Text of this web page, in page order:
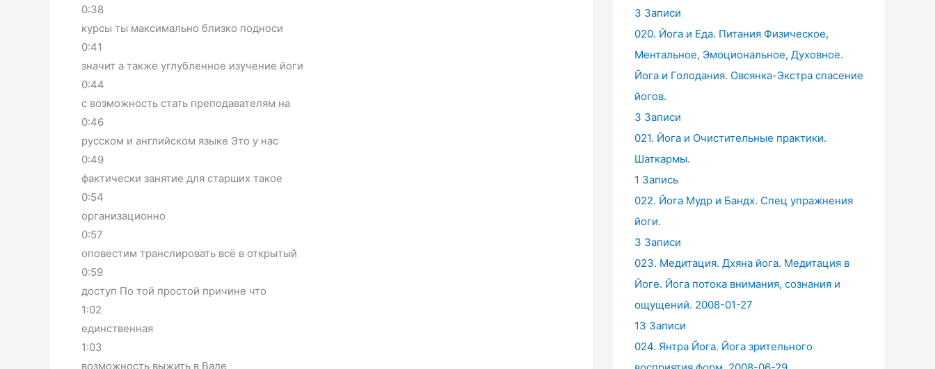
0:38
курсы ты максимально близко подноси
0:41
значит а также углубленное изучение йоги
0:44
с возможность стать преподавателям на
0:46
русском и английском языке Это у нас
0:49
фактически занятие для старших такое
0:54
организационно
0:57
оповестим транслировать всё в открытый
0:59
доступ По той простой причине что
1:02
единственная
1:03
возможность выжить в Вале
3 Записи
020. Йога и Еда. Питания Физическое,
Ментальное, Эмоциональное, Духовное.
Йога и Голодания. Овсянка-Экстра спасение
йогов.
3 Записи
021. Йога и Очистительные практики.
Шаткармы.
1 Запись
022. Йога Мудр и Бандх. Спец упражнения
йоги.
3 Записи
023. Медитация. Дхяна йога. Медитация в
Йоге. Йога потока внимания, сознания и
ощущений. 2008-01-27
13 Записи
024. Янтра Йога. Йога зрительного